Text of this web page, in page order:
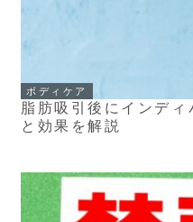
ボディケア
脂肪吸引後にインデ
と効果を解説